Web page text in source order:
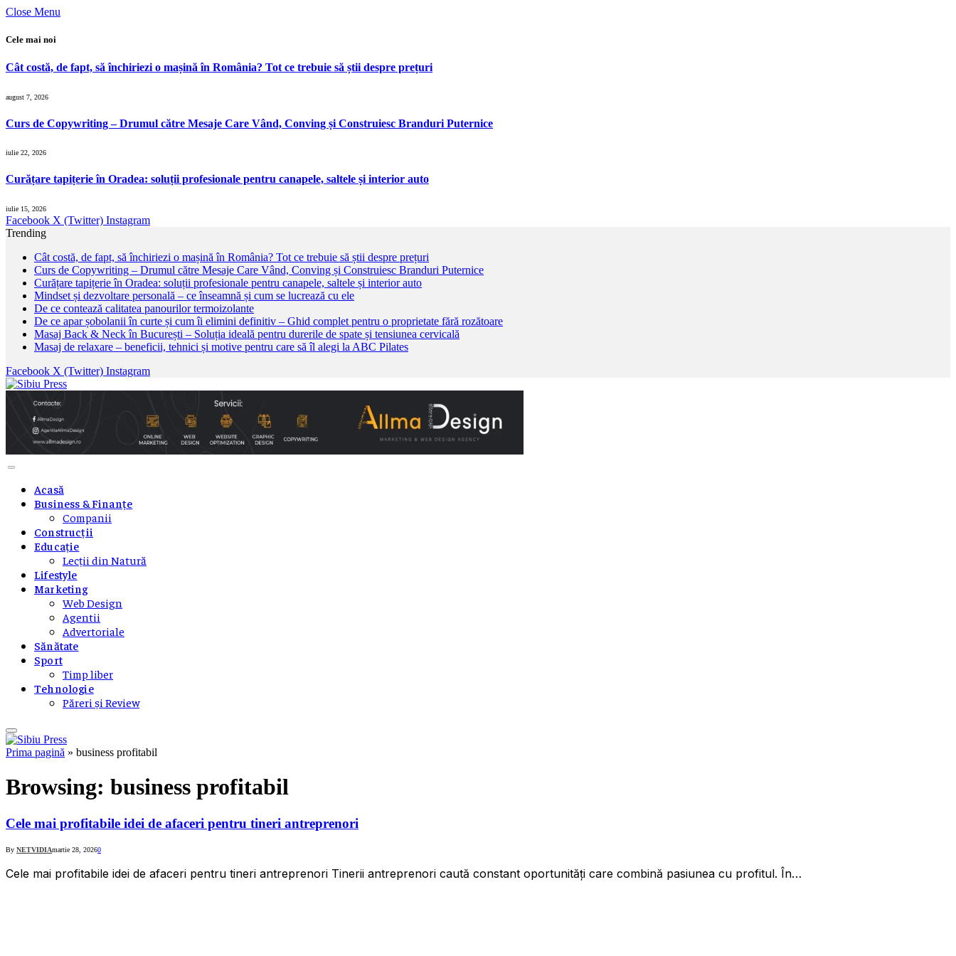
Close Menu
Cele mai noi
Cât costă, de fapt, să închiriezi o mașină în România? Tot ce trebuie să știi despre prețuri
august 7, 2026
Curs de Copywriting – Drumul către Mesaje Care Vând, Conving și Construiesc Branduri Puternice
iulie 22, 2026
Curățare tapițerie în Oradea: soluții profesionale pentru canapele, saltele și interior auto
iulie 15, 2026
Facebook X (Twitter) Instagram
Trending
Cât costă, de fapt, să închiriezi o mașină în România? Tot ce trebuie să știi despre prețuri
Curs de Copywriting – Drumul către Mesaje Care Vând, Conving și Construiesc Branduri Puternice
Curățare tapițerie în Oradea: soluții profesionale pentru canapele, saltele și interior auto
Mindset și dezvoltare personală – ce înseamnă și cum se lucrează cu ele
De ce contează calitatea panourilor termoizolante
De ce apar șobolanii în curte și cum îi elimini definitiv – Ghid complet pentru o proprietate fără rozătoare
Masaj Back & Neck în București – Soluția ideală pentru durerile de spate și tensiunea cervicală
Masaj de relaxare – beneficii, tehnici și motive pentru care să îl alegi la ABC Pilates
Facebook X (Twitter) Instagram
Acasă
Business & Finanțe
Companii
Construcții
Educație
Lecții din Natură
Lifestyle
Marketing
Web Design
Agentii
Advertoriale
Sănătate
Sport
Timp liber
Tehnologie
Păreri și Review
Prima pagină » business profitabil
Browsing: business profitabil
Cele mai profitabile idei de afaceri pentru tineri antreprenori
By NETVIDIAmartie 28, 20260
Cele mai profitabile idei de afaceri pentru tineri antreprenori Tinerii antreprenori caută constant oportunități care combină pasiunea cu profitul. În…